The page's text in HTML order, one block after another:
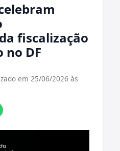
fiscalização
no DF
em 25/06/2026 às